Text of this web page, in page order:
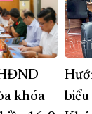
khóa